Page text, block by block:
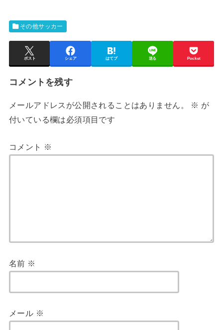
その他サッカー
ポスト シェア はてブ 送る Pocket
コメントを残す
メールアドレスが公開されることはありません。 ※ が
付いている欄は必須項目です
コメント ※
名前 ※
メール ※